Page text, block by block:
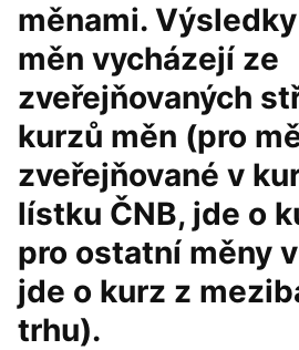
měnami.
měn vycházejí ze
zveřejňovaných
kurzů měn (pro
zveřejňované v
lístku ČNB, jde o
pro ostatní měny
jde o kurz z
trhu).